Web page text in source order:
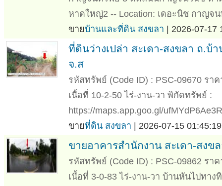
หาดใหญ่2 -- Location: เดอะนิช กาญ
ขายบ้านและที่ดิน สงขลา | 2026-07-17
ที่ดินว่างเปล่า สะเดา-สงขลา ถ.บ้
จ.ส
รหัสทรัพย์ (Code ID) : PSC-09670 รา
เนื้อที่ 10-2-50 ไร่-งาน-วา พิกัดทรัพย์ :
https://maps.app.goo.gl/
ขายที่ดิน สงขลา | 2026-07-15
ขายอาคารสำนักงาน สะเดา-สงข
รหัสทรัพย์ (Code ID) : PSC-09862 รา
เนื้อที่ 3-0-83 ไร่-งาน-วา บ้านหันไปทา